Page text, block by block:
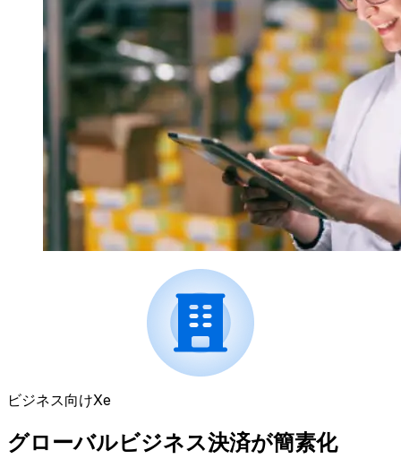
ビジネス向けXe
グローバルビジネス決済が簡素化